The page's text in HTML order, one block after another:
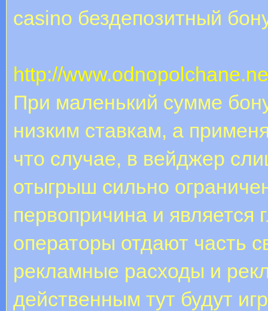
casino бездепозитный
http://
При маленький сумме
низким ставкам, а
что случае, в вейджер
отыгрыш сильно
первопричина и является
операторы отдают часть
рекламные расходы и
действенным тут будут